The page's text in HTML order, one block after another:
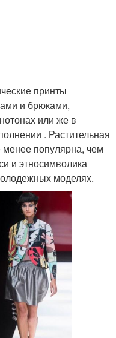
принты
и брюками,
или же в
. Растительная
менее популярна, чем
и этносимволика
моделях.